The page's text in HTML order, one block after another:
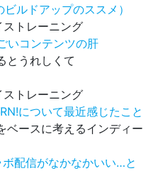
ルドアップのススメ）
トレーニング
いコンテンツの肝
うれしくて
トレーニング
について最近感じたこと
ースに考えるインディー
配信がなかなかいい…と